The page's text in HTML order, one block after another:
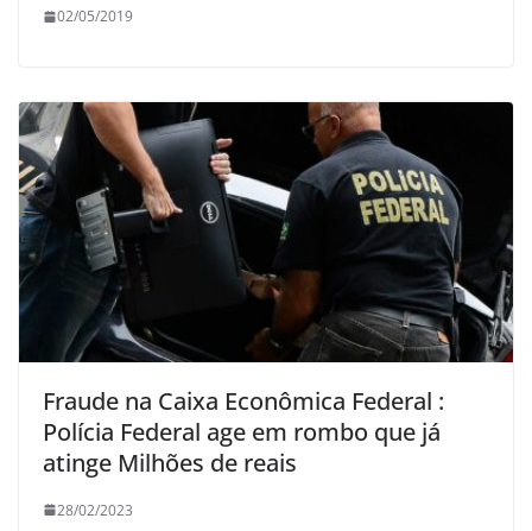
02/05/2019
Fraude na Caixa Econômica Federal :
Polícia Federal age em rombo que já
atinge Milhões de reais
28/02/2023